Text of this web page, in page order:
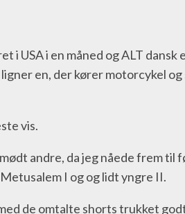
i USA i en måned og ALT
en, der kører motorcykel
vis.
andre, da jeg nåede frem til
I og og lidt yngre II.
de omtalte shorts trukket